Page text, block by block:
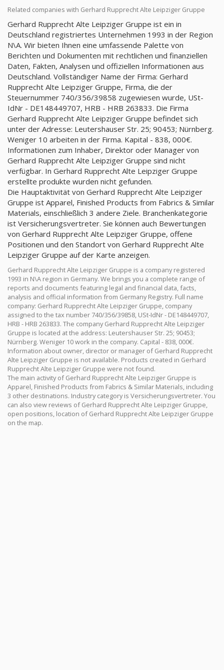
Related companies with Gerhard Rupprecht Alte Leipziger Gruppe
Gerhard Rupprecht Alte Leipziger Gruppe ist ein in
Deutschland registriertes Unternehmen 1993 in der Region
N\A. Wir bieten Ihnen eine umfassende Palette von
Berichten und Dokumenten mit rechtlichen und finanziellen
Daten, Fakten, Analysen und offiziellen Informationen aus
Deutschland. Vollständiger Name der Firma: Gerhard
Rupprecht Alte Leipziger Gruppe, Firma, die der
Steuernummer 740/356/39858 zugewiesen wurde, USt-
IdNr - DE148449707, HRB - HRB 263833. Die Firma
Gerhard Rupprecht Alte Leipziger Gruppe befindet sich
unter der Adresse: Leutershauser Str. 25; 90453; Nürnberg.
Weniger 10 arbeiten in der Firma. Kapital - 838, 000€.
Informationen zum Inhaber, Direktor oder Manager von
Gerhard Rupprecht Alte Leipziger Gruppe sind nicht
verfügbar. In Gerhard Rupprecht Alte Leipziger Gruppe
erstellte produkte wurden nicht gefunden.
Die Hauptaktivität von Gerhard Rupprecht Alte Leipziger
Gruppe ist Apparel, Finished Products from Fabrics & Similar
Materials, einschließlich 3 andere Ziele. Branchenkategorie
ist Versicherungsvertreter. Sie können auch Bewertungen
von Gerhard Rupprecht Alte Leipziger Gruppe, offene
Positionen und den Standort von Gerhard Rupprecht Alte
Leipziger Gruppe auf der Karte anzeigen.
Gerhard Rupprecht Alte Leipziger Gruppe is a company registered
1993 in N\A region in Germany. We brings you a complete range of
reports and documents featuring legal and financial data, facts,
analysis and official information from Germany Registry. Full name
company: Gerhard Rupprecht Alte Leipziger Gruppe, company
assigned to the tax number 740/356/39858, USt-IdNr - DE148449707,
HRB - HRB 263833. The company Gerhard Rupprecht Alte Leipziger
Gruppe is located at the address: Leutershauser Str. 25; 90453;
Nürnberg. Weniger 10 work in the company. Capital - 838, 000€.
Information about owner, director or manager of Gerhard Rupprecht
Alte Leipziger Gruppe is not available. Products created in Gerhard
Rupprecht Alte Leipziger Gruppe were not found.
The main activity of Gerhard Rupprecht Alte Leipziger Gruppe is
Apparel, Finished Products from Fabrics & Similar Materials, including
3 other destinations. Industry category is Versicherungsvertreter. You
can also view reviews of Gerhard Rupprecht Alte Leipziger Gruppe,
open positions, location of Gerhard Rupprecht Alte Leipziger Gruppe
on the map.